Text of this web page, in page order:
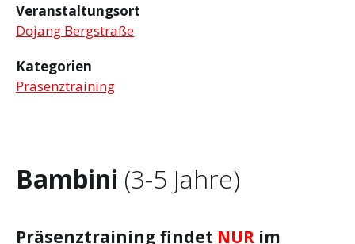
Veranstaltungsort
Dojang Bergstraße
Kategorien
Präsenztraining
Bambini (3-5 Jahre)
Präsenztraining findet NUR im